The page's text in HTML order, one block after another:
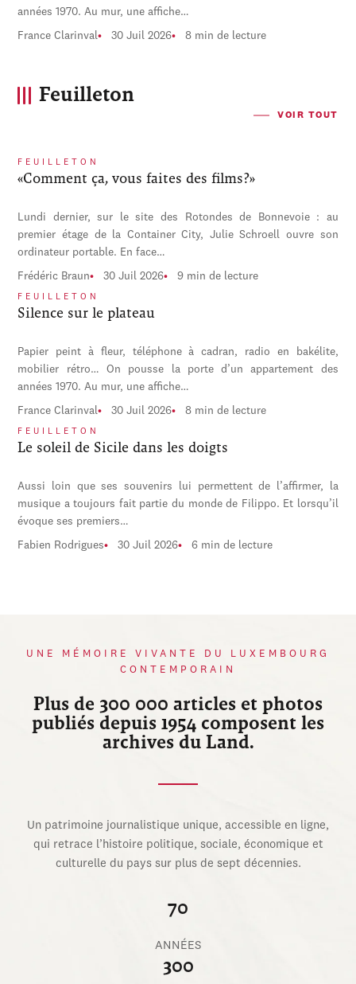
années 1970. Au mur, une affiche…
France Clarinval 30 Juil 2026 8 min de lecture
Feuilleton
VOIR TOUT
FEUILLETON
«Comment ça, vous faites des films?»
Lundi dernier, sur le site des Rotondes de Bonnevoie : au
premier étage de la Container City, Julie Schroell ouvre son
ordinateur portable. En face…
Frédéric Braun 30 Juil 2026 9 min de lecture
FEUILLETON
Silence sur le plateau
Papier peint à fleur, téléphone à cadran, radio en bakélite,
mobilier rétro… On pousse la porte d’un appartement des
années 1970. Au mur, une affiche…
France Clarinval 30 Juil 2026 8 min de lecture
FEUILLETON
Le soleil de Sicile dans les doigts
Aussi loin que ses souvenirs lui permettent de l’affirmer, la
musique a toujours fait partie du monde de Filippo. Et lorsqu’il
évoque ses premiers…
Fabien Rodrigues 30 Juil 2026 6 min de lecture
UNE MÉMOIRE VIVANTE DU LUXEMBOURG
CONTEMPORAIN
Plus de 300 000 articles et photos
publiés depuis 1954 composent les
archives du Land.
Un patrimoine journalistique unique, accessible en ligne,
qui retrace l’histoire politique, sociale, économique et
culturelle du pays sur plus de sept décennies.
70
ANNÉES
300